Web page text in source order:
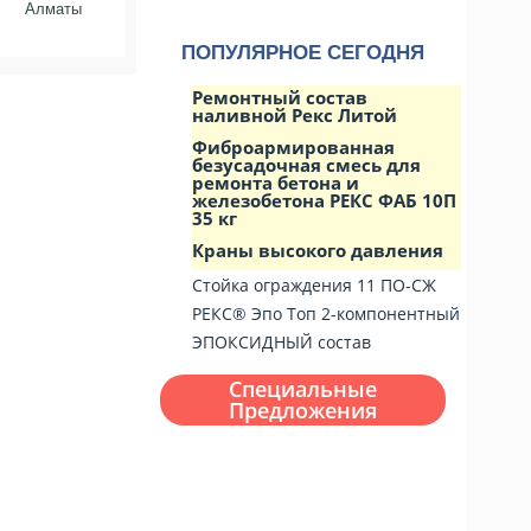
Алматы
ПОПУЛЯРНОЕ СЕГОДНЯ
Ремонтный состав
наливной Рекс Литой
Фиброармированная
безусадочная смесь для
ремонта бетона и
железобетона РЕКС ФАБ 10П
35 кг
Краны высокого давления
Стойка ограждения 11 ПО-СЖ
РЕКС® Эпо Топ 2-компонентный
ЭПОКСИДНЫЙ состав
Специальные
Предложения